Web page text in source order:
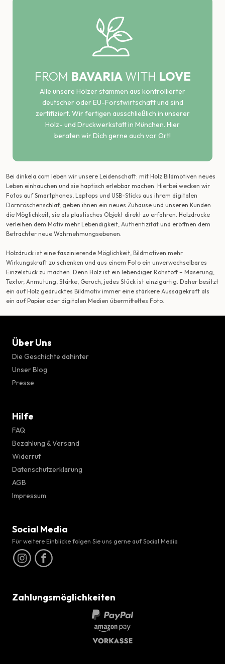
FROM BAVARIA WITH LOVE
Alle unsere Hölzer stammen aus kontrollierter
deutscher oder EU-Forstwirtschaft und sind
zertifiziert. Wir fertigen ausschließlich in unserer
Holz- und Druckwerkstatt in München. Hier
beraten wir Dich gerne auch vor Ort!
Bei dinkela.com leben wir unsere Leidenschaft: mit Holz Bildmotiven neues
Leben einhauchen und sie haptisch erlebbar machen. Hierbei wecken wir
Fotos auf Smartphones, Laptops und USB-Sticks aus ihrem digitalen
Dornröschenschlaf, geben ihnen ein neues Zuhause und unseren Kunden
die Möglichkeit, sie als plastisches Objekt direkt zu erfahren. Holzdrucke
verleihen dem Motiv mehr Lebendigkeit, Authentizität und eröffnen dem
Betrachter neue Wahrnehmungsebenen.
Holzdruck ist eine faszinierende Möglichkeit, Bildmotiven mehr
Wirkungskraft zu schenken und aus einem Foto ein unverwechselbares
Einzelstück zu machen. Denn Holz ist ein lebendiger Rohstoff – Maserung,
Textur, Anmutung, Stärke, Geruch, jedes Stück ist einzigartig. Daher besitzt
ein auf Holz gedrucktes Bildmotiv immer eine stärkere Aussagekraft als
ein auf Papier oder digitalen Medien übermitteltes Foto.
Über Uns
Die Geschichte dahinter
Unser Blog
Presse
Hilfe
FAQ
Bezahlung & Versand
Widerruf
Datenschutzerklärung
AGB
Impressum
Social Media
Für weitere Einblicke folgen Sie uns gerne auf Social Media
Zahlungsmöglichkeiten